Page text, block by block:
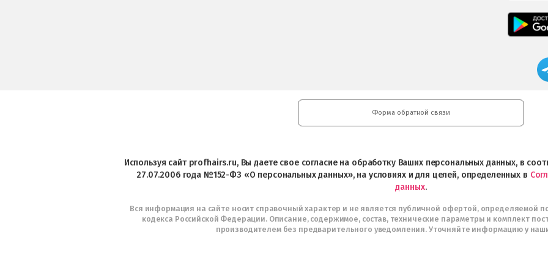
Форма обратной связи
Используя сайт profhairs.ru, Вы даете свое согласие на обработку Ваших персональных данных, в
27.07.2006 года №152-ФЗ «О персональных данных», на условиях и для целей, определенных в
данных.
Вся информация на сайте носит справочный характер и не является публичной офертой, определяемой
кодекса Российской Федерации. Описание, содержимое, состав, технические параметры и комплект
производителем без предварительного уведомления. Уточняйте информацию у